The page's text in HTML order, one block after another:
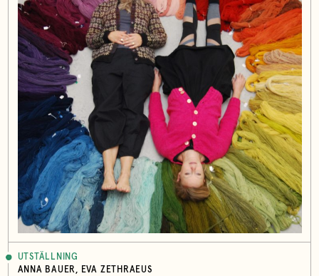
UTSTÄLLNING
ANNA BAUER, EVA ZETHRAEUS